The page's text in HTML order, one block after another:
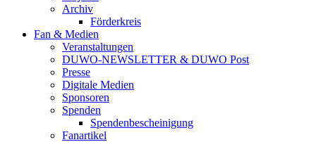
Archiv
Förderkreis
Fan & Medien
Veranstaltungen
DUWO-NEWSLETTER & DUWO Post
Presse
Digitale Medien
Sponsoren
Spenden
Spendenbescheinigung
Fanartikel